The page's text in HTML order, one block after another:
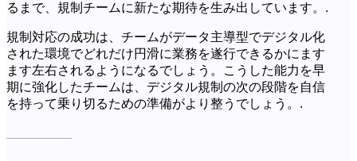
るまで、規制チームに新たな期待を生み出しています。.
規制対応の成功は、チームがデータ主導型でデジタル化
された環境でどれだけ円滑に業務を遂行できるかにます
ます左右されるようになるでしょう。こうした能力を早
期に強化したチームは、デジタル規制の次の段階を自信
を持って乗り切るための準備がより整うでしょう。.